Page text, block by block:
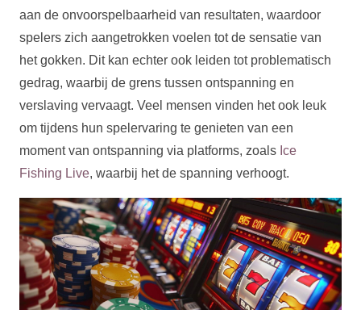
aan de onvoorspelbaarheid van resultaten, waardoor
spelers zich aangetrokken voelen tot de sensatie van
het gokken. Dit kan echter ook leiden tot problematisch
gedrag, waarbij de grens tussen ontspanning en
verslaving vervaagt. Veel mensen vinden het ook leuk
om tijdens hun spelervaring te genieten van een
moment van ontspanning via platforms, zoals Ice
Fishing Live, waarbij het de spanning verhoogt.